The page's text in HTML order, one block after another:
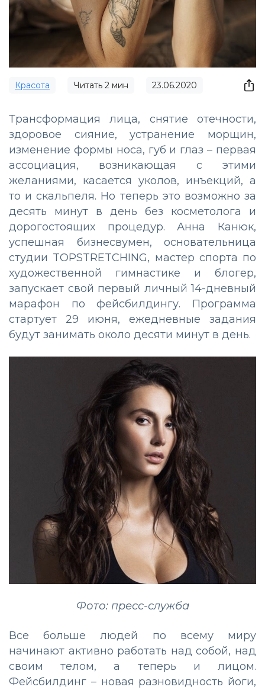
Красота Читать 2 мин 23.06.2020
Трансформация лица, снятие отечности,
здоровое сияние, устранение морщин,
изменение формы носа, губ и глаз – первая
ассоциация, возникающая с этими
желаниями, касается уколов, инъекций, а
то и скальпеля. Но теперь это возможно за
десять минут в день без косметолога и
дорогостоящих процедур. Анна Канюк,
успешная бизнесвумен, основательница
студии TOPSTRETCHING, мастер спорта по
художественной гимнастике и блогер,
запускает свой первый личный 14-дневный
марафон по фейсбилдингу. Программа
стартует 29 июня, ежедневные задания
будут занимать около десяти минут в день.
Фото: пресс-служба
Все больше людей по всему миру
начинают активно работать над собой, над
своим телом, а теперь и лицом.
Фейсбилдинг – новая разновидность йоги,